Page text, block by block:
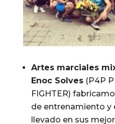
Artes marciales
Enoc Solves(P4P
FIGHTER)
de entrenamiento y
llevado en sus